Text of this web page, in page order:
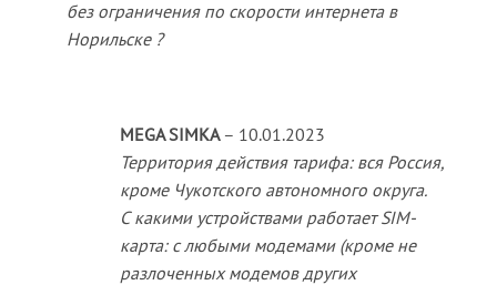
без ограничения по скорости интернета в
Норильске ?
MEGA SIMKA – 10.01.2023
Территория действия тарифа: вся Россия,
кроме Чукотского автономного округа.
С какими устройствами работает SIM-
карта: с любыми модемами (кроме не
разлоченных модемов других